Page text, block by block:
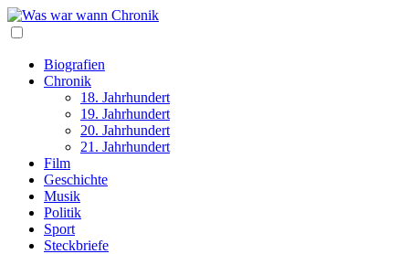
Biografien
Chronik
18. Jahrhundert
19. Jahrhundert
20. Jahrhundert
21. Jahrhundert
Film
Geschichte
Musik
Politik
Sport
Steckbriefe